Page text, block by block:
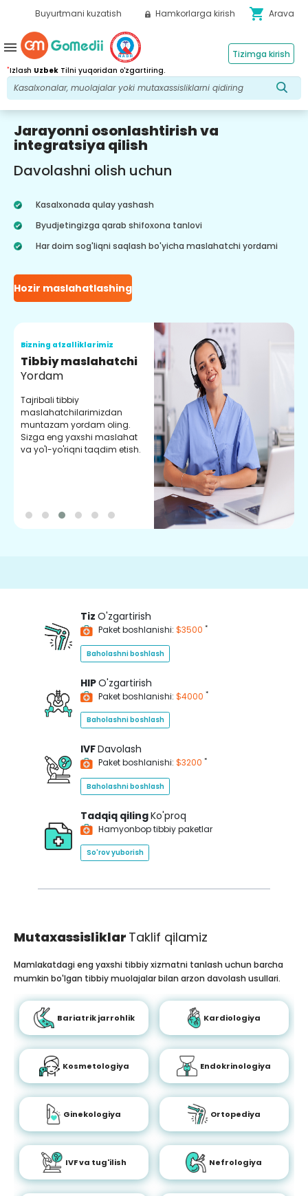
Buyurtmani kuzatish Hamkorlarga kirish shopping_cart Arava
*Izlash Uzbek Tilni yuqoridan o'zgartiring.
Tizimga kirish
menu
Jarayonni osonlashtirish va
integratsiya qilish
Davolashni olish uchun
Kasalxonada qulay yashash
Byudjetingizga qarab shifoxona tanlovi
Har doim sog'liqni saqlash bo'yicha maslahatchi yordami
Hozir maslahatlashing
Bizning afzalliklarimiz
Tibbiy maslahatchi
Yordam
Tajribali tibbiy
maslahatchilarimizdan
muntazam yordam oling.
Sizga eng yaxshi maslahat
va yo'l-yo'riqni taqdim etish.
Tiz O'zgartirish
Paket boshlanishi: $3500 *
Baholashni boshlash
HIPO'zgartirish
Paket boshlanishi: $4000 *
Baholashni boshlash
IVFDavolash
Paket boshlanishi: $3200 *
Baholashni boshlash
Tadqiq qilingKo'proq
Hamyonbop tibbiy paketlar
So'rov yuborish
Mutaxassisliklar Taklif qilamiz
Mamlakatdagi eng yaxshi tibbiy xizmatni tanlash uchun barcha
mumkin bo'lgan tibbiy muolajalar bilan arzon davolash usullari.
Bariatrik jarrohlik Kardiologiya
Kosmetologiya Endokrinologiya
Ginekologiya Ortopediya
IVF va tug'ilish Nefrologiya